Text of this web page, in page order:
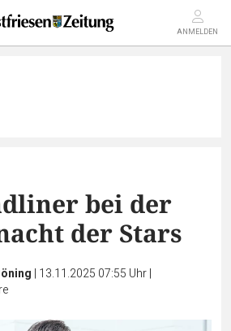
ANMELDEN
bei der
der Stars
| 13.11.2025 07:55 Uhr|